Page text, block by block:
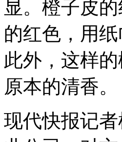
显。橙子皮
的红色，用
此外，这样
原本的清香。
现代快报记